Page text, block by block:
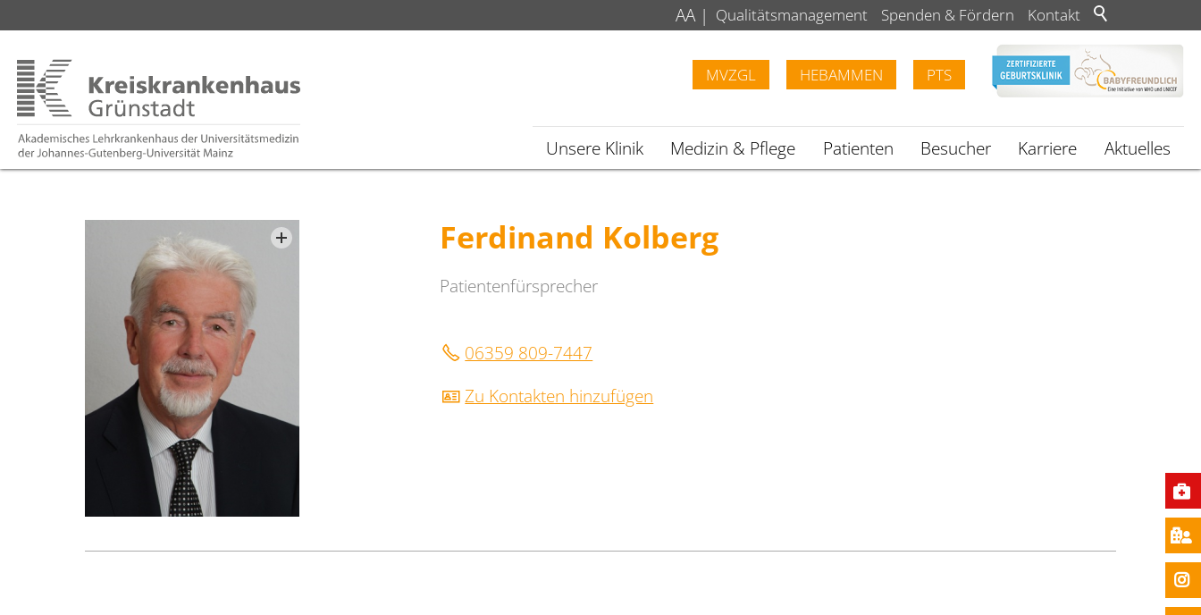
Qualitätsmanagement Spenden & Fördern Kontakt
AA|
Unsere Klinik Medizin & Pflege Patienten Besucher Karriere Aktuelles
PTS
HEBAMMEN
MVZGL
Ferdinand Kolberg
Patientenfürsprecher
06359 809-7447
Zu Kontakten hinzufügen